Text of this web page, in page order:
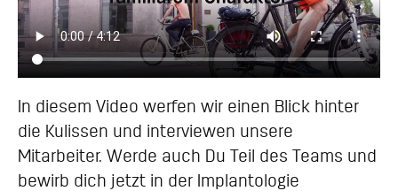
In diesem Video werfen wir einen Blick hinter
die Kulissen und interviewen unsere
Mitarbeiter. Werde auch Du Teil des Teams und
bewirb dich jetzt in der Implantologie